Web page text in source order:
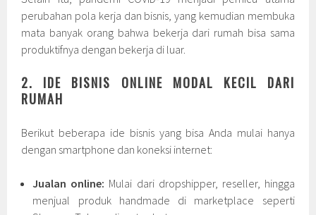
perubahan pola kerja dan bisnis, yang kemudian membuka
mata banyak orang bahwa bekerja dari rumah bisa sama
produktifnya dengan bekerja di luar.
2. IDE BISNIS ONLINE MODAL KECIL DARI
RUMAH
Berikut beberapa ide bisnis yang bisa Anda mulai hanya
dengan smartphone dan koneksi internet:
Jualan online: Mulai dari dropshipper, reseller, hingga
menjual produk handmade di marketplace seperti